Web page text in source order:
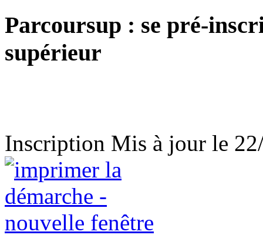
Parcoursup : se pré-
supérieur
Inscription Mis à jour le